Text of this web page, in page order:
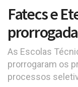
Fatecs e
As Escolas
prorrogaram os
processos